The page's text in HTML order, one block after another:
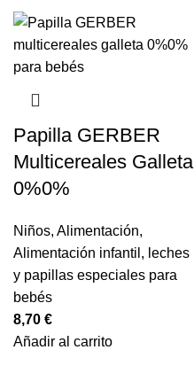
Papilla GERBER
Multicereales Galleta
0%0%
Niños, Alimentación,
Alimentación infantil , leches
y papillas especiales para
bebés
8,70 €
Añadir al carrito